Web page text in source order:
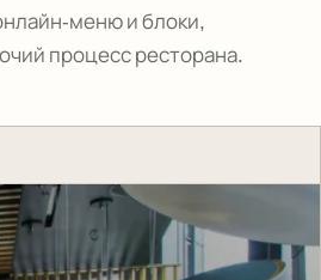
меню и блоки,
процесс ресторана.